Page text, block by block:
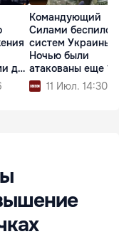
для
Командующий
Силами
систем Украины:
Ночью были
атакованы еще 14
судов РФ
11 Июл. 14:30